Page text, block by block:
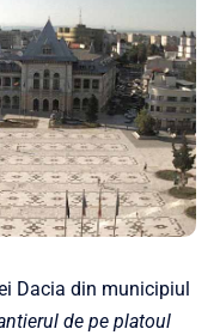
Dacia din municipiul
de pe platoul